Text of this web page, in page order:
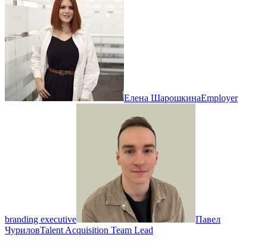
Елена ШарошкинаEmployer
branding executive
Павел
ЧуриловTalent Acquisition Team Lead